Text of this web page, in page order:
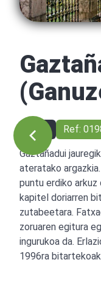
1999 Ref:
Gaztañadui
ateratako
puntu erdiko
kapitel doriarren
zutabeetara.
zoruaren egitura
ingurukoa da.
1996ra